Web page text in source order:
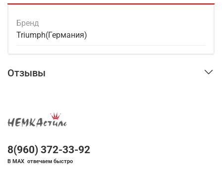
Бренд
Triumph(Германия)
Отзывы
8(960) 372-33-92
В MAX отвечаем быстро